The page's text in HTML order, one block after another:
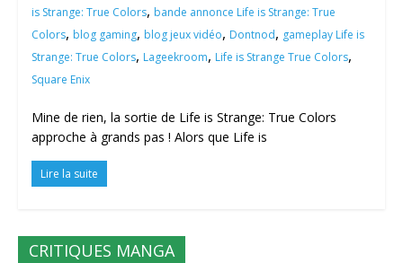
is Strange: True Colors, bande annonce Life is Strange: True
Colors, blog gaming, blog jeux vidéo, Dontnod, gameplay Life is
Strange: True Colors, Lageekroom, Life is Strange True Colors,
Square Enix
Mine de rien, la sortie de Life is Strange: True Colors
approche à grands pas ! Alors que Life is
Lire la suite
CRITIQUES MANGA